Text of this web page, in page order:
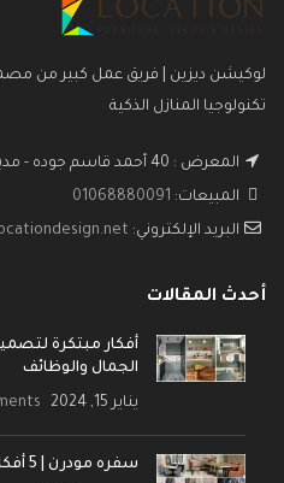
لوكيشن ديزين | فريق عمل كبير من
تكنولوجيا المنازل الذكية
المعرض : 40 أحمد قاسم جوده - مدينة نصر
المبيعات: 01068880091
البريد الإلكتروني:
أحدث المقالات
الجمال والوظائف
يناير 15, 2024
سفره مودرن | 5 أفكار لتصميم سفرة و بوفيه ونيش